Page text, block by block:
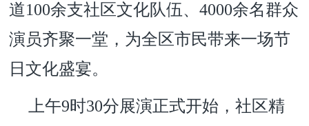
道100余支社区文化队伍、4000余名群众
演员齐聚一堂，为全区市民带来一场节
日文化盛宴。
上午9时30分展演正式开始，社区精